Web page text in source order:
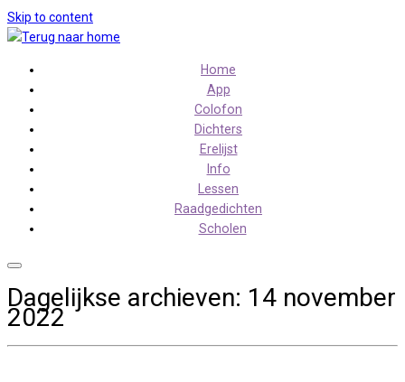
Skip to content
Home
App
Colofon
Dichters
Erelijst
Info
Lessen
Raadgedichten
Scholen
Dagelijkse archieven: 14 november
2022